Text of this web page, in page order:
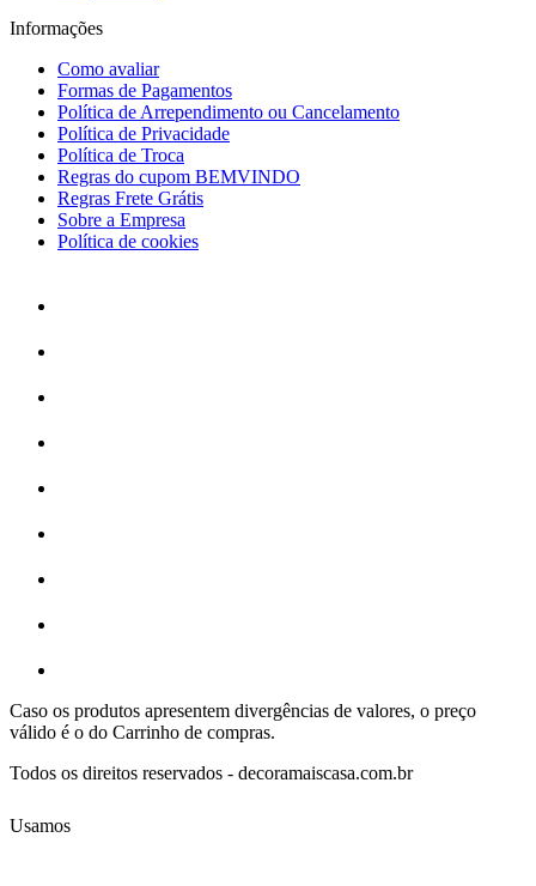
Informações
Como avaliar
Formas de Pagamentos
Política de Arrependimento ou Cancelamento
Política de Privacidade
Política de Troca
Regras do cupom BEMVINDO
Regras Frete Grátis
Sobre a Empresa
Política de cookies
Caso os produtos apresentem divergências de valores, o preço
válido é o do Carrinho de compras.
Todos os direitos reservados - decoramaiscasa.com.br
Usamos